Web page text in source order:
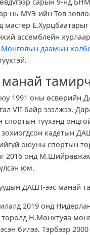
нь МҮЭ-ийн Төв
мастер
ассемблейн
Монголын даамын
1991 оны
VII байр эзэлжээ.
түүхэнд
кадетын
оюуны спортын
2016 онд
юм.
ДАШТ-ээс манай
2019 онд
төрөлд Н.Мөнхтуяа
билээ. Тэрбээр